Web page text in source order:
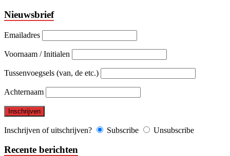
Nieuwsbrief
Emailadres
Voornaam / Initialen
Tussenvoegsels (van, de etc.)
Achternaam
Inschrijven of uitschrijven? Subscribe Unsubscribe
Recente berichten